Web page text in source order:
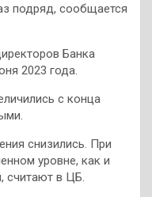
подряд, сообщается
Банка
2023 года.
с конца
снизились. При
уровне, как и
считают в ЦБ.